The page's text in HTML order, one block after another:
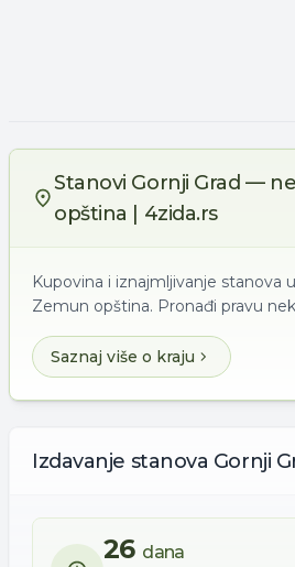
Stanovi Gornji Grad —
opština | 4zida.rs
Kupovina i iznajmljivanje stanova
Zemun opština. Pronađi pravu
Saznaj više o kraju
Izdavanje stanova Gornji
26 dana